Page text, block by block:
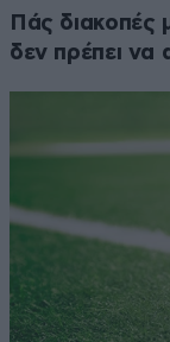
Πάς διακοπές
δεν πρέπει να